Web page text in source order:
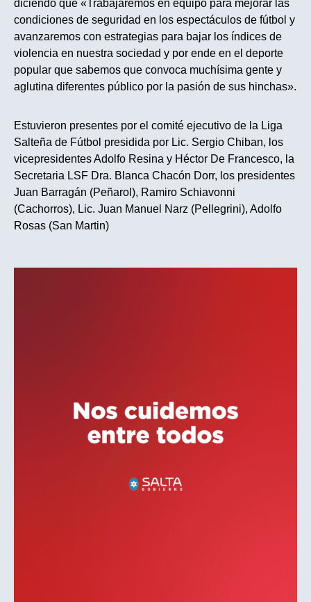
diciendo que «Trabajaremos en equipo para mejorar las
condiciones de seguridad en los espectáculos de fútbol y
avanzaremos con estrategias para bajar los índices de
violencia en nuestra sociedad y por ende en el deporte
popular que sabemos que convoca muchísima gente y
aglutina diferentes público por la pasión de sus hinchas».
Estuvieron presentes por el comité ejecutivo de la Liga
Salteña de Fútbol presidida por Lic. Sergio Chiban, los
vicepresidentes Adolfo Resina y Héctor De Francesco, la
Secretaria LSF Dra. Blanca Chacón Dorr, los presidentes
Juan Barragán (Peñarol), Ramiro Schiavonni
(Cachorros), Lic. Juan Manuel Narz (Pellegrini), Adolfo
Rosas (San Martin)